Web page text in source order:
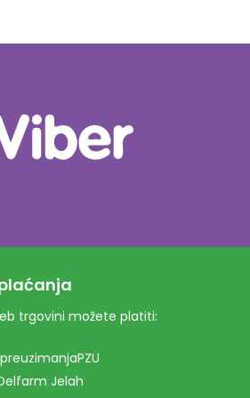
trgovini možete platiti:
Jelah